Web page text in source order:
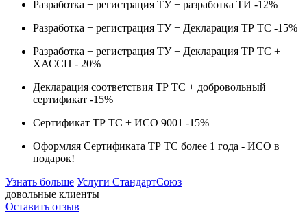
Разработка + регистрация ТУ + разработка ТИ -12%
Разработка + регистрация ТУ + Декларация ТР ТС -15%
Разработка + регистрация ТУ + Декларация ТР ТС +
ХАССП - 20%
Декларация соответствия ТР ТС + добровольный
сертификат -15%
Сертификат ТР ТС + ИСО 9001 -15%
Оформляя Сертификата ТР ТС более 1 года - ИСО в
подарок!
Узнать больше Услуги СтандартСоюз
довольные клиенты
Оставить отзыв